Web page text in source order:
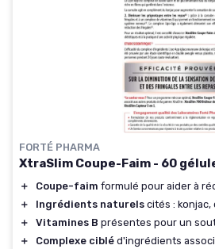
FORTÉ PHARMA
XtraSlim Coupe-Faim - 60
＋ Coupe-faim formulé pour aider à
＋
Ingrédients naturels cités : konjac,
＋
Vitamines B présentes pour un
＋
Complexe ciblé d'ingrédients